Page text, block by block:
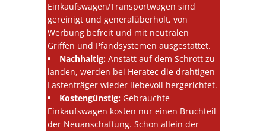
Einkaufswagen/Transportwagen sind
gereinigt und generalüberholt, von
Werbung befreit und mit neutralen
Griffen und Pfandsystemen ausgestattet.
Nachhaltig: Anstatt auf dem Schrott zu
landen, werden bei Heratec die drahtigen
Lastenträger wieder liebevoll hergerichtet.
Kostengünstig: Gebrauchte
Einkaufswagen kosten nur einen Bruchteil
der Neuanschaffung. Schon allein der